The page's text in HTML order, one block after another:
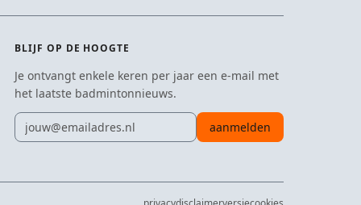
BLIJF OP DE HOOGTE
Je ontvangt enkele keren per jaar een e-mail met
het laatste badmintonnieuws.
E-mailadres
aanmelden